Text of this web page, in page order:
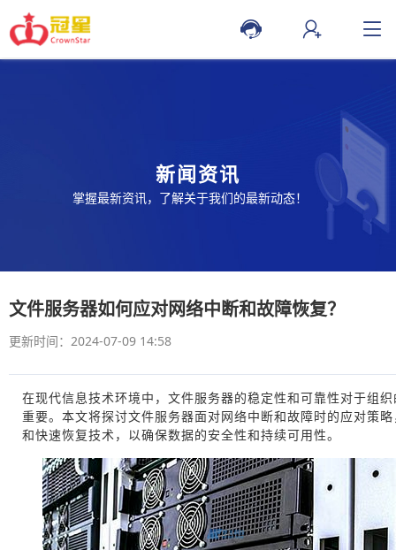
新闻资讯
掌握最新资讯，了解关于我们的最新动态！
文件服务器如何应对网络中断和故障恢复？
更新时间：2024-07-09 14:58
在现代信息技术环境中，文件服务器的稳定性和可靠性对于组
重要。本文将探讨文件服务器面对网络中断和故障时的应对策
和快速恢复技术，以确保数据的安全性和持续可用性。